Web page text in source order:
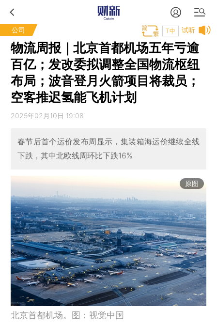
公司 试听
T中
物流周报｜北京首都机场五年亏逾
百亿；发改委拟调整全国物流枢纽
布局；波音登月火箭项目将裁员；
空客推迟氢能飞机计划
2025年02月10日 19:08
春节后首个运价发布周显示，集装箱海运价继续全线
下跌，其中北欧线周环比下跌16%
原图
北京首都机场。图：视觉中国